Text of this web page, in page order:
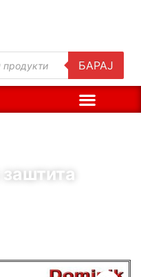
БАРАЈ